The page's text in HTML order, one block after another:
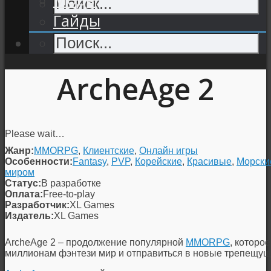
Гайды
ArcheAge 2
Please wait…
Жанр:MMORPG, Клиентские, Онлайн игры
Особенности:Fantasy, PVP, Корейские, Красивые,
миром
Статус:В разработке
Оплата:Free-to-play
Разработчик:XL Games
Издатель:XL Games
ArcheAge 2 – продолжение популярной MMORPG,
миллионам фэнтези мир и отправиться в новые